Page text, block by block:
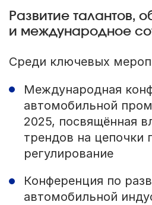
Развитие талантов,
и международное
Среди ключевых
Международная
автомобильной
2025, посвящённая
трендов на цепочки
регулирование
Конференция по
автомобильной